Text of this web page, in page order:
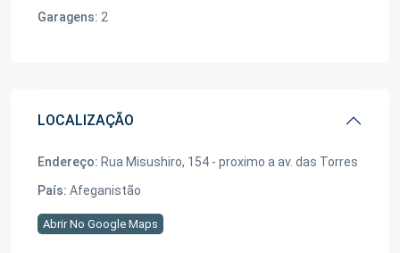
Garagens: 2
LOCALIZAÇÃO
Endereço: Rua Misushiro, 154 - proximo a av. das Torres
País: Afeganistão
Abrir No Google Maps